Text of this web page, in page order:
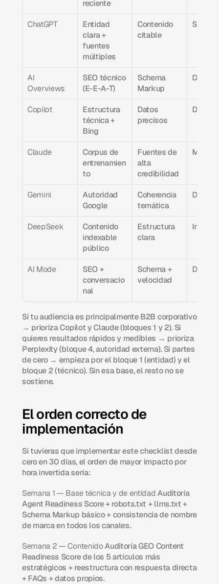
reciente
ChatGPT
Entidad
clara +
fuentes
múltiples
Contenido
citable
AI
Overviews
SEO técnico
(E-E-A-T)
Schema
Markup
Días
Copilot
Estructura
técnica +
Bing
Datos
precisos
Días
Claude
Corpus de
entrenamien
to
Fuentes de
alta
credibilidad
Meses
Gemini
Autoridad
Google
Coherencia
temática
Días
DeepSeek
Contenido
indexable
público
Estructura
clara
AI Mode
SEO +
conversacio
nal
Schema +
velocidad
Días
Si tu audiencia es principalmente B2B corporativo
→ prioriza Copilot y Claude (bloques 1 y 2). Si
quieres resultados rápidos y medibles → prioriza
Perplexity (bloque 4, autoridad externa). Si partes
de cero → empieza por el bloque 1 (entidad) y el
bloque 2 (técnico). Sin esa base, el resto no se
sostiene.
El orden correcto de
implementación
Si tuvieras que implementar este checklist desde
cero en 30 días, el orden de mayor impacto por
hora invertida sería:
Semana 1 — Base técnica y de entidad Auditoría
Agent Readiness Score + robots.txt + llms.txt +
Schema Markup básico + consistencia de nombre
de marca en todos los canales.
Semana 2 — Contenido Auditoría GEO Content
Readiness Score de los 5 artículos más
estratégicos + reestructura con respuesta directa
+ FAQs + datos propios.